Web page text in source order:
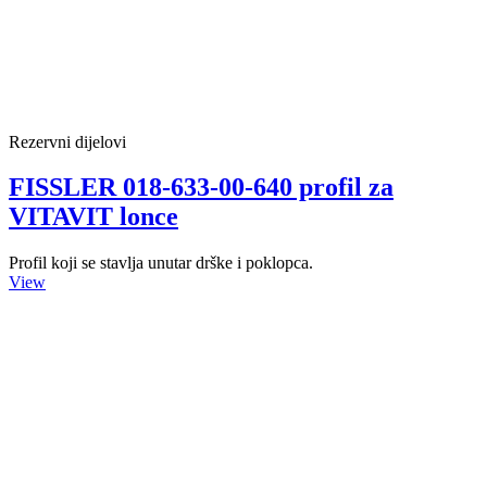
Rezervni dijelovi
FISSLER 018-633-00-640 profil za
VITAVIT lonce
Profil koji se stavlja unutar drške i poklopca.
View